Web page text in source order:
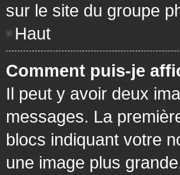
sur le site du groupe
Haut
Comment puis-je
Il peut y avoir deux
messages. La
blocs indiquant votre
une image plus